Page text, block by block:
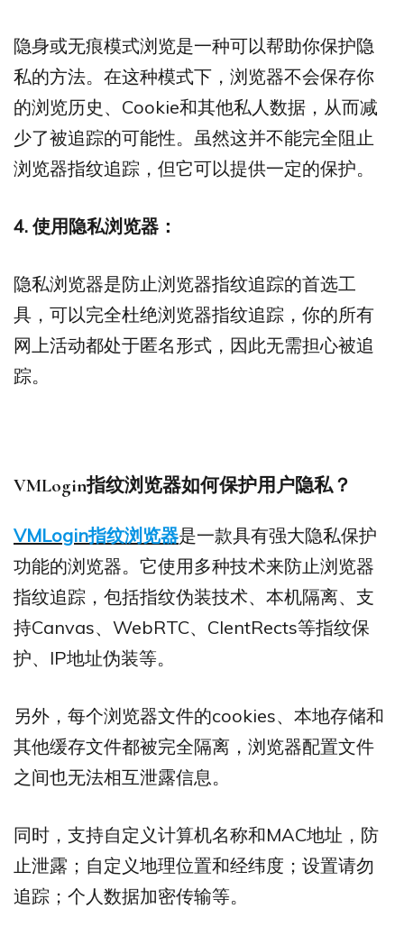
隐身或无痕模式浏览是一种可以帮助你保护隐
私的方法。在这种模式下，浏览器不会保存你
的浏览历史、Cookie和其他私人数据，从而减
少了被追踪的可能性。虽然这并不能完全阻止
浏览器指纹追踪，但它可以提供一定的保护。
4. 使用隐私浏览器：
隐私浏览器是防止浏览器指纹追踪的首选工
具，可以完全杜绝浏览器指纹追踪，你的所有
网上活动都处于匿名形式，因此无需担心被追
踪。
VMLogin指纹浏览器如何保护用户隐私？
VMLogin指纹浏览器是一款具有强大隐私保护
功能的浏览器。它使用多种技术来防止浏览器
指纹追踪，包括指纹伪装技术、本机隔离、支
持Canvas、WebRTC、ClentRects等指纹保
护、IP地址伪装等。
另外，每个浏览器文件的cookies、本地存储和
其他缓存文件都被完全隔离，浏览器配置文件
之间也无法相互泄露信息。
同时，支持自定义计算机名称和MAC地址，防
止泄露；自定义地理位置和经纬度；设置请勿
追踪；个人数据加密传输等。